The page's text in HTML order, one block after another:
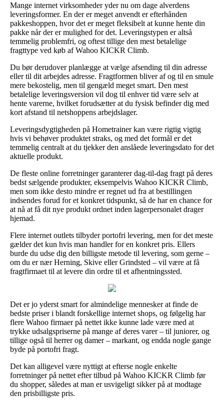
Mange internet virksomheder yder nu om dage alverdens
leveringsformer. En der er meget anvendt er efterhånden
pakkeshoppen, hvor det er meget fleksibelt at kunne hente din
pakke når der er mulighed for det. Leveringstypen er altså
temmelig problemfri, og oftest tillige den mest betalelige
fragttype ved køb af Wahoo KICKR Climb.
Du bør derudover planlægge at vælge afsending til din adresse
eller til dit arbejdes adresse. Fragtformen bliver af og til en smule
mere bekostelig, men til gengæld meget smart. Den mest
betalelige leveringsversion vil dog til enhver tid være selv at
hente varerne, hvilket forudsætter at du fysisk befinder dig med
kort afstand til netshoppens arbejdslager.
Leveringsdygtigheden på Hometrainer kan være rigtig vigtig
hvis vi behøver produktet straks, og med det formål er det
temmelig centralt at du tjekker den anslåede leveringsdato for det
aktuelle produkt.
De fleste online forretninger garanterer dag-til-dag fragt på deres
bedst sælgende produkter, eksempelvis Wahoo KICKR Climb,
men som ikke desto mindre er regnet ud fra at bestillingen
indsendes forud for et konkret tidspunkt, så de har en chance for
at nå at få dit nye produkt ordnet inden lagerpersonalet drager
hjemad.
Flere internet outlets tilbyder portofri levering, men for det meste
gælder det kun hvis man handler for en konkret pris. Ellers
burde du udse dig den billigste metode til levering, som gerne –
om du er nær Herning, Skive eller Grindsted – vil være at få
fragtfirmaet til at levere din ordre til et afhentningssted.
Det er jo yderst smart for almindelige mennesker at finde de
bedste priser i blandt forskellige internet shops, og følgelig har
flere Wahoo firmaer på nettet ikke kunne lade være med at
trykke udsalgspriserne på mange af deres varer – til juniorer, og
tillige også til herrer og damer – markant, og endda nogle gange
byde på portofri fragt.
Det kan alligevel være nyttigt at efterse nogle enkelte
forretninger på nettet efter tilbud på Wahoo KICKR Climb før
du shopper, således at man er usvigeligt sikker på at modtage
den prisbilligste pris.